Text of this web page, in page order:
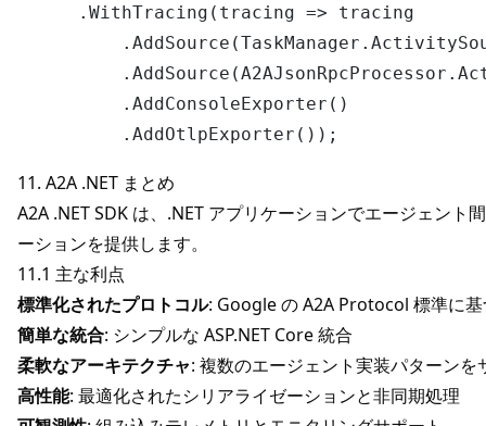
    .WithTracing(tracing => tracing
        .AddConsoleExporter()
11. A2A .NET まとめ
A2A .NET SDK は、.NET アプリケーションでエージェン
ーションを提供します。
11.1 主な利点
標準化されたプロトコル: Google の A2A Protocol 標準に
簡単な統合: シンプルな ASP.NET Core 統合
柔軟なアーキテクチャ: 複数のエージェント実装パターンを
高性能: 最適化されたシリアライゼーションと非同期処理